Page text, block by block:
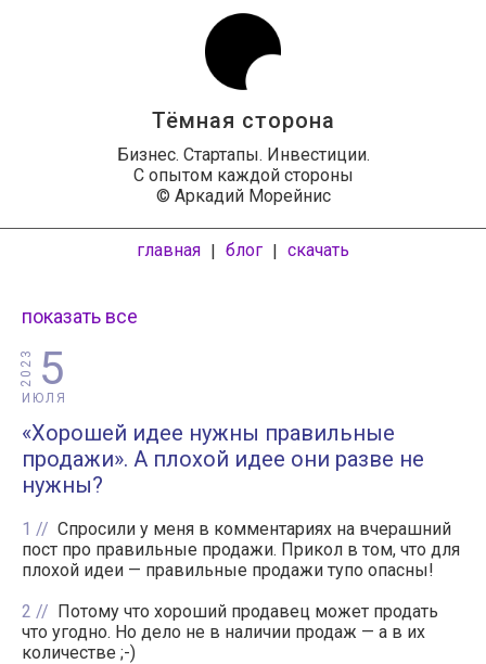
Тёмная сторона
Бизнес. Стартапы. Инвестиции.
С опытом каждой стороны
© Аркадий Морейнис
главная | блог | скачать
показать все
5
ИЮЛЯ
2023
«Хорошей идее нужны правильные
продажи». А плохой идее они разве не
нужны?
1
Спросили у меня в комментариях на вчерашний
пост про правильные продажи. Прикол в том, что для
плохой идеи — правильные продажи тупо опасны!
2
Потому что хороший продавец может продать
что угодно. Но дело не в наличии продаж — а в их
количестве ;-)